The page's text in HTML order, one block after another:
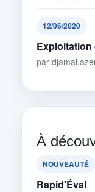
12/06/2020
Exploitation
par
À
NOUVEAUTÉ
Rapid'Éval